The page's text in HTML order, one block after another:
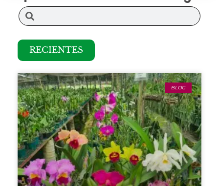
RECIENTES
BLOG